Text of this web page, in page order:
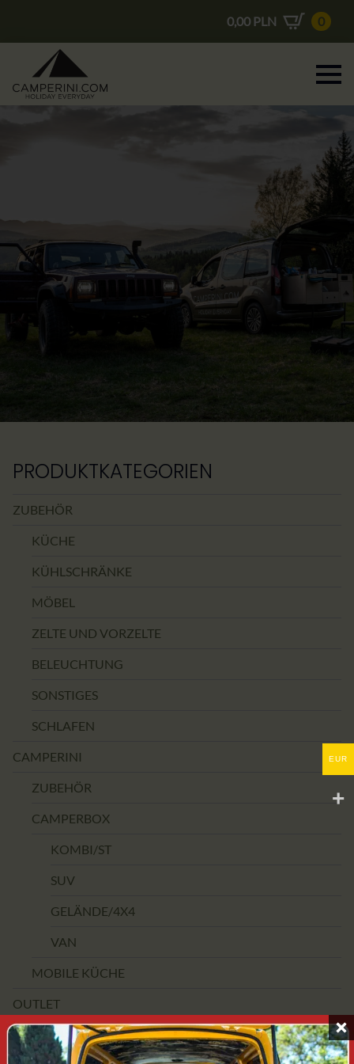
0,00 PLN 0
PRODUKTKATEGORIEN
ZUBEHÖR
KÜCHE
KÜHLSCHRÄNKE
MÖBEL
ZELTE UND VORZELTE
BELEUCHTUNG
SONSTIGES
SCHLAFEN
CAMPERINI
ZUBEHÖR
CAMPERBOX
KOMBI/ST
SUV
GELÄNDE/4X4
VAN
MOBILE KÜCHE
OUTLET
PREISSPANNE
EUR